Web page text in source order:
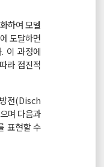
하여 모델
도달하면
이 과정에
라 점진적
전(Disch
며 다음과
표현할 수